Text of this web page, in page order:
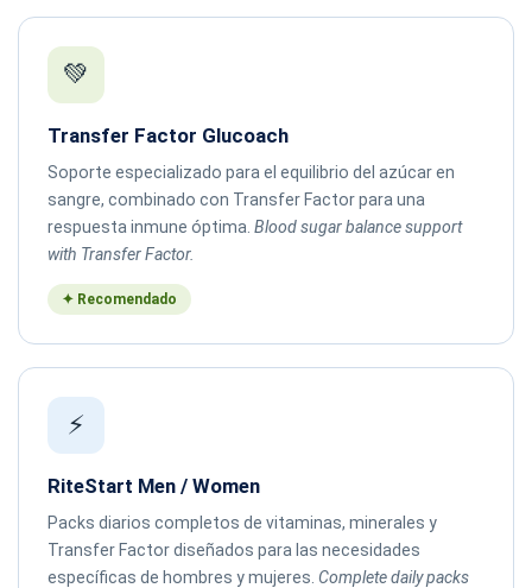
💚
Transfer Factor Glucoach
Soporte especializado para el equilibrio del azúcar en
sangre, combinado con Transfer Factor para una
respuesta inmune óptima. Blood sugar balance support
with Transfer Factor.
✦ Recomendado
⚡
RiteStart Men / Women
Packs diarios completos de vitaminas, minerales y
Transfer Factor diseñados para las necesidades
específicas de hombres y mujeres. Complete daily packs